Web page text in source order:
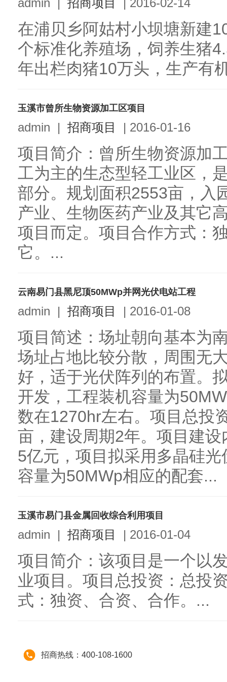
admin 招商项目 2016-02-14
在浦贝乡阿姑村小坝塘新建
个标准化养殖场，饲养生猪
年出栏肉猪10万头，生产有
玉溪市曾所生物资源加工区项目
admin | 招商项目 | 2016-01-16
项目简介：曾所生物资源加
工为主的生态型轻工业区，
部分。规划面积2553亩，入
产业、生物医药产业及其它
项目而定。项目合作方式：
它。...
云南易门县黑尼顶50MWp并网光伏电站工程
admin | 招商项目 | 2016-01-08
项目简述：场址朝向基本为
场址占地比较分散，周围无
好，适于光伏阵列的布置。
开发，工程装机容量为
数在1270hr左右。项目总投
亩，建设周期2年。项目建
5亿元，项目拟采用多晶硅
容量为50MWp相应的配套...
玉溪市易门县金属回收综合利用项目
admin | 招商项目 | 2016-01-04
项目简介：该项目是一个以
业项目。项目总投资：总投
式：独资、合资、合作。...
招商热线：400-108-1600